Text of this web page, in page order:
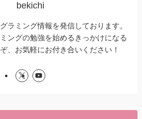
bekichi
ラミング情報を発信しております。
ングの勉強を始めるきっかけになる
、お気軽にお付き合いください！